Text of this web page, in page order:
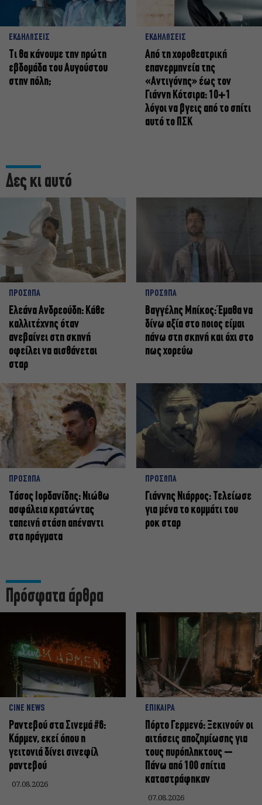
ΕΚΔΗΛΩΣΕΙΣ
Τι θα κάνουμε την πρώτη
εβδομάδα του Αυγούστου
στην πόλη;
ΕΚΔΗΛΩΣΕΙΣ
Από τη χοροθεατρική
επανερμηνεία της
«Αντιγόνης» έως τον
Γιάννη Κότσιρα: 10+1
λόγοι να βγεις από το σπίτι
αυτό το ΠΣΚ
Δες κι αυτό
ΠΡΟΣΩΠΑ
Ελεάνα Ανδρεούδη: Κάθε
καλλιτέχνης όταν
ανεβαίνει στη σκηνή
οφείλει να αισθάνεται
σταρ
ΠΡΟΣΩΠΑ
Βαγγέλης Μπίκος: Έμαθα να
δίνω αξία στο ποιος είμαι
πάνω στη σκηνή και όχι στο
πως χορεύω
ΠΡΟΣΩΠΑ
Tάσος Ιορδανίδης: Νιώθω
ασφάλεια κρατώντας
ταπεινή στάση απέναντι
στα πράγματα
ΠΡΟΣΩΠΑ
Γιάννης Νιάρρος: Τελείωσε
για μένα το κομμάτι του
ροκ σταρ
Πρόσφατα άρθρα
CINE NEWS
Ραντεβού στα Σινεμά #6:
Κάρμεν, εκεί όπου η
γειτονιά δίνει σινεφίλ
ραντεβού
07.08.2026
ΕΠΙΚΑΙΡΑ
Πόρτο Γερμενό: Ξεκινούν οι
αιτήσεις αποζημίωσης για
τους πυρόπληκτους –
Πάνω από 100 σπίτια
καταστράφηκαν
07.08.2026